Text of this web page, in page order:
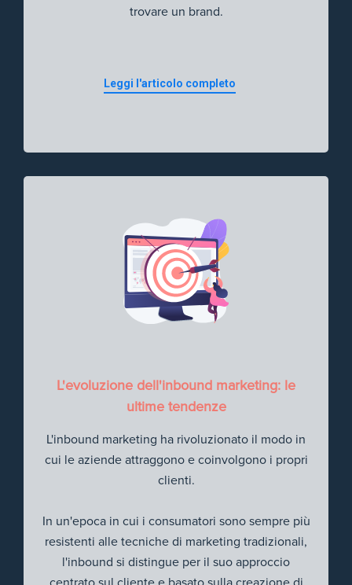
trovare un brand.
Leggi l'articolo completo
L'evoluzione dell'inbound marketing: le
ultime tendenze
L'inbound marketing ha rivoluzionato il modo in
cui le aziende attraggono e coinvolgono i propri
clienti.
In un'epoca in cui i consumatori sono sempre più
resistenti alle tecniche di marketing tradizionali,
l'inbound si distingue per il suo approccio